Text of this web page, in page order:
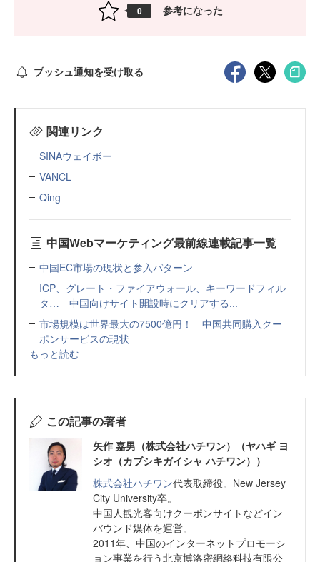
0 参考になった
プッシュ通知を受け取る
関連リンク
SINAウェイボー
VANCL
Qing
中国Webマーケティング最前線連載記事一覧
中国EC市場の現状と参入パターン
ICP、グレート・ファイアウォール、キーワードフィル
タ… 中国向けサイト開設時にクリアする...
市場規模は世界最大の7500億円！ 中国共同購入クー
ポンサービスの現状
もっと読む
この記事の著者
矢作 嘉男（株式会社ハチワン）（ヤハギ ヨ
シオ（カブシキガイシャ ハチワン））
株式会社ハチワン代表取締役。New Jersey
City University卒。
中国人観光客向けクーポンサイトなどイン
バウンド媒体を運営。
2011年、中国のインターネットプロモーシ
ョン事業を行う北京博洛密網絡科技有限公